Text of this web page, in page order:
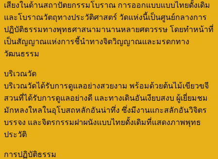
เสียงในด้านสถาปัตยกรรมโบราณ การออกแบบแบบไทยดั้งเดิม
และโบราณวัตถุทางประวัติศาสตร์ วัดแห่งนี้เป็นศูนย์กลางการ
ปฏิบัติธรรมทางพุทธศาสนามานานหลายศตวรรษ โดยทำหน้าที่
เป็นสัญญาณแห่งการชี้นำทางจิตวิญญาณและมรดกทาง
วัฒนธรรม
บริเวณวัด
บริเวณวัดได้รับการดูแลอย่างสวยงาม พร้อมด้วยต้นไม้เขียวขจี
สวนที่ได้รับการดูแลอย่างดี และทางเดินอันเงียบสงบ ผู้เยี่ยมชม
มักหลงใหลในอุโบสถหลักอันน่าทึ่ง ซึ่งมีงานแกะสลักอันวิจิตร
บรรจง และจิตรกรรมฝาผนังแบบไทยดั้งเดิมที่แสดงภาพพุทธ
ประวัติ
การปฏิบัติธรรม